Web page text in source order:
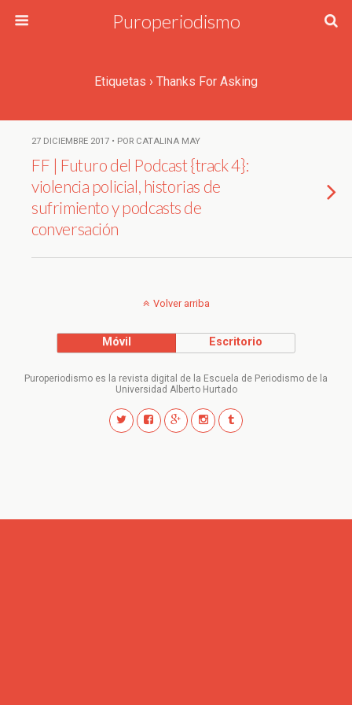
Puroperiodismo
Etiquetas › Thanks For Asking
27 DICIEMBRE 2017 • POR CATALINA MAY
FF | Futuro del Podcast {track 4}:
violencia policial, historias de
sufrimiento y podcasts de
conversación
Volver arriba
Móvil Escritorio
Puroperiodismo es la revista digital de la Escuela de Periodismo de la
Universidad Alberto Hurtado